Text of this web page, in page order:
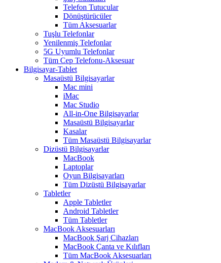
Telefon Tutucular
Dönüştürücüler
Tüm Aksesuarlar
Tuşlu Telefonlar
Yenilenmiş Telefonlar
5G Uyumlu Telefonlar
Tüm Cep Telefonu-Aksesuar
Bilgisayar-Tablet
Masaüstü Bilgisayarlar
Mac mini
iMac
Mac Studio
All-in-One Bilgisayarlar
Masaüstü Bilgisayarlar
Kasalar
Tüm Masaüstü Bilgisayarlar
Dizüstü Bilgisayarlar
MacBook
Laptoplar
Oyun Bilgisayarları
Tüm Dizüstü Bilgisayarlar
Tabletler
Apple Tabletler
Android Tabletler
Tüm Tabletler
MacBook Aksesuarları
MacBook Şarj Cihazları
MacBook Çanta ve Kılıfları
Tüm MacBook Aksesuarları